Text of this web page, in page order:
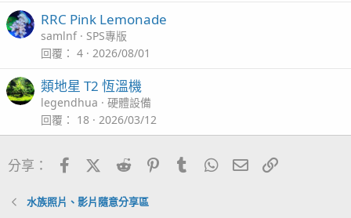
RRC Pink Lemonade
samlnf
SPS專版
回覆
4 2026/08/01
類地星 T2 恆溫機
legendhua
硬體設備
回覆
18 2026/03/12
分享： FacebookX (Twitter)
Reddit PinterestTumblrWhatsApp電子郵件
水族照片、影片隨意分享區